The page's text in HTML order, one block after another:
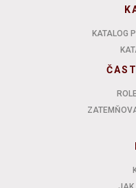
KATALOG